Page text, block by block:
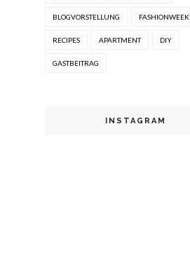
BLOGVORSTELLUNG FASHIONWEEK
RECIPES APARTMENT DIY
GASTBEITRAG
INSTAGRAM